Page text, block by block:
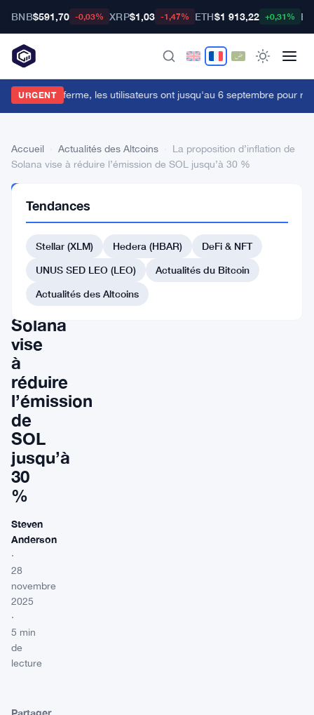
BNB$591,70 -0,03% XRP$1,03 -1,47% ETH$1 913,22 +0,31%
URGENT
Cards ferme, les utilisateurs ont jusqu'au 6 septembre pour
Accueil Actualités des Altcoins
La proposition d’inflation de
Solana vise à réduire l’émission de SOL jusqu’à 30 %
DES
ALTCOINS
proposition
d’inflation
Solana
vise
à
réduire
l’émission
de
SOL
jusqu’à
30
%
Steven
Anderson
·
28
novembre
2025
·
5 min
de
lecture
Partager
Tendances
Stellar (XLM) Hedera (HBAR)
DeFi & NFT
UNUS SED LEO (LEO)
Actualités du Bitcoin
Actualités des Altcoins